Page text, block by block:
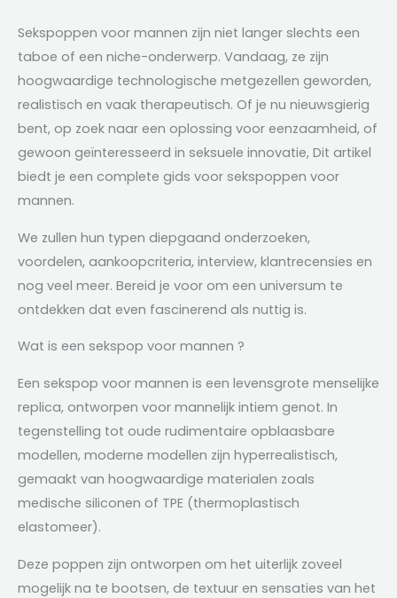
Sekspoppen voor mannen zijn niet langer slechts een
taboe of een niche-onderwerp. Vandaag, ze zijn
hoogwaardige technologische metgezellen geworden,
realistisch en vaak therapeutisch. Of je nu nieuwsgierig
bent, op zoek naar een oplossing voor eenzaamheid, of
gewoon geïnteresseerd in seksuele innovatie, Dit artikel
biedt je een complete gids voor sekspoppen voor
mannen.
We zullen hun typen diepgaand onderzoeken,
voordelen, aankoopcriteria, interview, klantrecensies en
nog veel meer. Bereid je voor om een ​​universum te
ontdekken dat even fascinerend als nuttig is.
Wat is een sekspop voor mannen ?
Een sekspop voor mannen is een levensgrote menselijke
replica, ontworpen voor mannelijk intiem genot. In
tegenstelling tot oude rudimentaire opblaasbare
modellen, moderne modellen zijn hyperrealistisch,
gemaakt van hoogwaardige materialen zoals
medische siliconen of TPE (thermoplastisch
elastomeer).
Deze poppen zijn ontworpen om het uiterlijk zoveel
mogelijk na te bootsen, de textuur en sensaties van het